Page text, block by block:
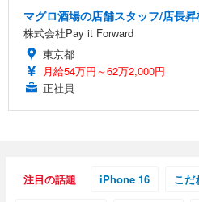
マグロ酒場の店舗スタッフ/店長
株式会社Pay it Forward
東京都
月給54万円～62万2,000円
正社員
注目の話題 iPhone 16 こだ